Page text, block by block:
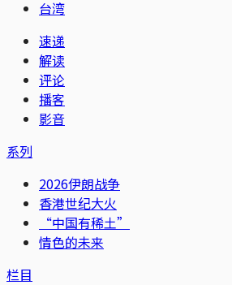
台湾
速递
解读
评论
播客
影音
系列
2026伊朗战争
香港世纪大火
“中国有稀土”
情色的未来
栏目